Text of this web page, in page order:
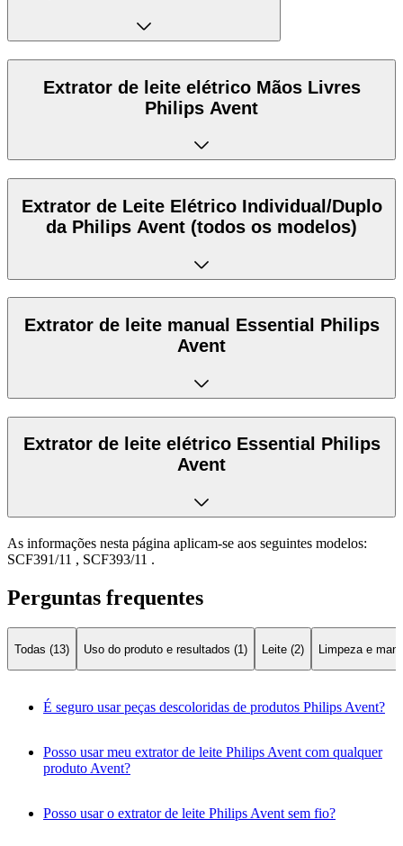
Extrator de leite elétrico Mãos Livres
Philips Avent
Extrator de Leite Elétrico Individual/Duplo
da Philips Avent (todos os modelos)
Extrator de leite manual Essential Philips
Avent
Extrator de leite elétrico Essential Philips
Avent
As informações nesta página aplicam-se aos seguintes modelos:
SCF391/11 , SCF393/11 .
Perguntas frequentes
Todas (13) Uso do produto e resultados (1) Leite (2) Limpeza e
É seguro usar peças descoloridas de produtos Philips Avent?
Posso usar meu extrator de leite Philips Avent com qualquer
produto Avent?
Posso usar o extrator de leite Philips Avent sem fio?